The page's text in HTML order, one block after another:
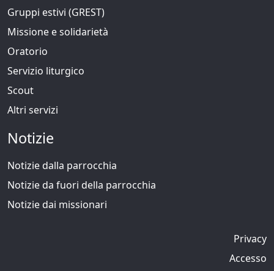
Gruppi estivi (GREST)
Missione e solidarietà
Oratorio
Servizio liturgico
Scout
Altri servizi
Notizie
Notizie dalla parrocchia
Notizie da fuori della parrocchia
Notizie dai missionari
Privacy
Accesso